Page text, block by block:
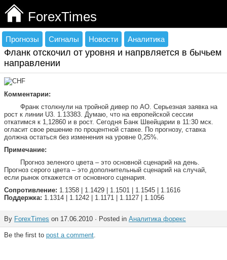
ForexTimes
Прогнозы Сигналы Новости Аналитика
Фланк отскочил от уровня и напрвляется в бычьем
направлении
Комментарии:
Франк столкнули на тройной дивер по АО. Серьезная заявка на
рост к линии U3. 1.13383. Думаю, что на европейской сессии
откатимся к 1,12860 и в рост. Сегодня Банк Швейцарии в 11:30 мск.
огласит свое решение по процентной ставке. По прогнозу, ставка
должна остаться без изменения на уровне 0,25%.
Примечание:
Прогноз зеленого цвета – это основной сценарий на день.
Прогноз серого цвета – это дополнительный сценарий на случай,
если рынок откажется от основного сценария.
Сопротивление: 1.1358 | 1.1429 | 1.1501 | 1.1545 | 1.1616
Поддержка: 1.1314 | 1.1242 | 1.1171 | 1.1127 | 1.1056
By ForexTimes on 17.06.2010 · Posted in Аналитика форекс
Be the first to post a comment.